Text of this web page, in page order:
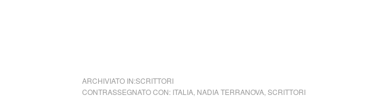
ARCHIVIATO IN:SCRITTORI
CONTRASSEGNATO CON: ITALIA NADIA TERRANOVA SCRITTORI